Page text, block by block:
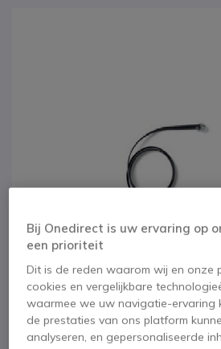
Bij Onedirect is uw ervaring op
een prioriteit
Dit is de reden waarom wij en onze
cookies en vergelijkbare
waarmee we uw navigatie-ervaring
de prestaties van ons platform
analyseren, en gepersonaliseerde